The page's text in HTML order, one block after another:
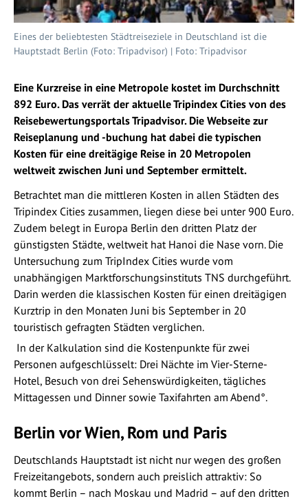
Eines der beliebtesten Städtreiseziele in Deutschland ist die
Hauptstadt Berlin (Foto: Tripadvisor) | Foto: Tripadvisor
Eine Kurzreise in eine Metropole kostet im Durchschnitt
892 Euro. Das verrät der aktuelle Tripindex Cities von des
Reisebewertungsportals Tripadvisor. Die Webseite zur
Reiseplanung und -buchung hat dabei die typischen
Kosten für eine dreitägige Reise in 20 Metropolen
weltweit zwischen Juni und September ermittelt.
Betrachtet man die mittleren Kosten in allen Städten des
Tripindex Cities zusammen, liegen diese bei unter 900 Euro.
Zudem belegt in Europa Berlin den dritten Platz der
günstigsten Städte, weltweit hat Hanoi die Nase vorn. Die
Untersuchung zum TripIndex Cities wurde vom
unabhängigen Marktforschungsinstituts TNS durchgeführt.
Darin werden die klassischen Kosten für einen dreitägigen
Kurztrip in den Monaten Juni bis September in 20
touristisch gefragten Städten verglichen.
In der Kalkulation sind die Kostenpunkte für zwei
Personen aufgeschlüsselt: Drei Nächte im Vier-Sterne-
Hotel, Besuch von drei Sehenswürdigkeiten, tägliches
Mittagessen und Dinner sowie Taxifahrten am Abend°.
Berlin vor Wien, Rom und Paris
Deutschlands Hauptstadt ist nicht nur wegen des großen
Freizeitangebots, sondern auch preislich attraktiv: So
kommt Berlin – nach Moskau und Madrid – auf den dritten